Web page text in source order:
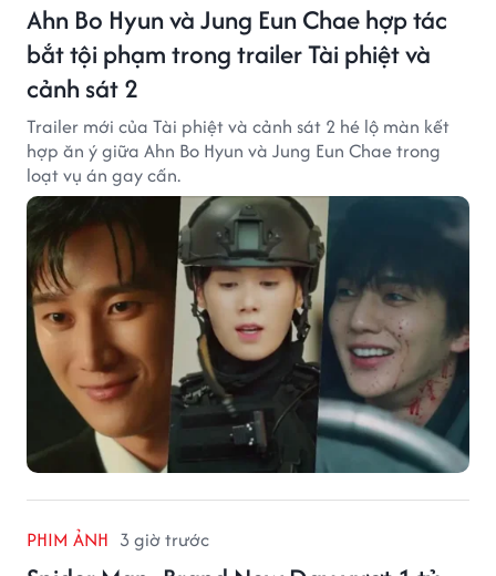
Ahn Bo Hyun và Jung Eun Chae hợp tác
bắt tội phạm trong trailer Tài phiệt và
cảnh sát 2
Trailer mới của Tài phiệt và cảnh sát 2 hé lộ màn kết
hợp ăn ý giữa Ahn Bo Hyun và Jung Eun Chae trong
loạt vụ án gay cấn.
PHIM ẢNH 3 giờ trước